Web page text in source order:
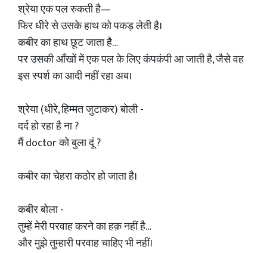
श्रेया एक पल रुकती है—
फिर धीरे से उसके हाथ को पकड़ लेती है।
कबीर का हाथ छूट जाता है…
पर उसकी आँखों में एक पल के लिए कंपकंपी आ जाती है, जैसे वह
इस स्पर्श का आदी नहीं रहा अब।
श्रेया (धीरे, हिम्मत जुटाकर) बोली -
दर्द हो रहा है ना ?
मैं doctor को बुला दूं ?
कबीर का चेहरा कठोर हो जाता है।
कबीर बोला -
तुम्हें मेरी परवाह करने का हक़ नहीं है…
और मुझे तुम्हारी परवाह चाहिए भी नहीं।